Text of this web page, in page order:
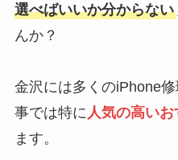
選べばいいか分からない
んか？
金沢には多くのiPhone
事では特に 人気の高い
ます。